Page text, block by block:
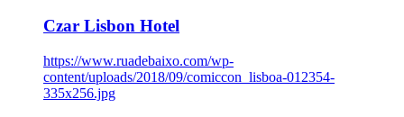
Czar Lisbon Hotel
https://www.ruadebaixo.com/wp-
content/uploads/2018/09/comiccon_lisboa-012354-
335x256.jpg